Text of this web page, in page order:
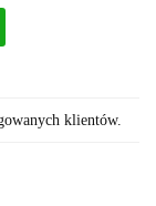
klientów.